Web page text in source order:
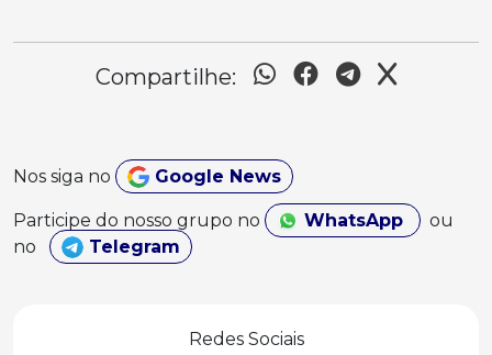
Compartilhe:
Nos siga no Google News
Participe do nosso grupo no WhatsApp
ou
no
Telegram
Redes Sociais